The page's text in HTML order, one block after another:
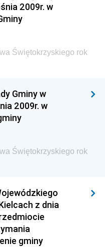
i Gospodarki
Spraw Unii
2009r. w
Świętokrzyskiego rok
Gminy w
2009r. w
Świętokrzyskiego rok
z dnia
gminy